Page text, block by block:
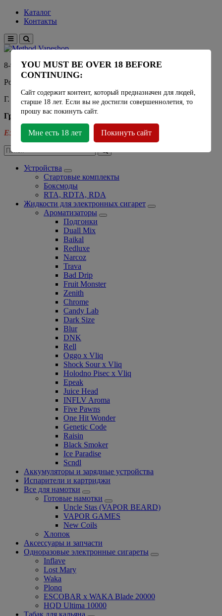
Каталог
Контакты
8-915-450-21-92
Розничный магазин Method Vapeshop
Г. Москва, улица Южнобутовская 36
График работы
Ежедневно - 11:00 - 21:00
Устройства
Стартовые комплекты
Боксмоды
RTA, RDTA, RDA
Жидкости для электронных сигарет
Ароматизаторы
Подгонки
Duall Mix
Baikal
Redluxe
Narcoz
Trava
Bad Drip
Fruit Monster
Zenith
Chrome
Candy Lab
Dark Size
Blur
DNK
Rell
Oggo x Vliq
Shock Sour x Vliq
Holodno Pisec x Vliq
Epeak
Juice Head
INFLV Aroma
Five Pawns
One Hit Wonder
Genetic Code
Raisin
Black Smoker
Ice Paradise
Scndl
Аккумуляторы и зарядные устройства
Испарители и картриджи
Все для намотки
Готовые намотки
Uncle Stas (VAPOR BEARD)
VAPOR GAMES
New Coils
Хлопок
Аксессуары и запчасти
Одноразовые электронные сигареты
Inflave
Lost Mary
Waka
Plonq
ESCOBAR x WAKA Blade 20000
HQD Ultima 10000
Табак для кальяна
YOU MUST BE OVER 18 BEFORE
CONTINUING:
Сайт содержит контент, который предназначен для людей,
старше 18 лет. Если вы не достигли совершеннолетия, то
прошу вас покинуть сайт.
Мне есть 18 лет Покинуть сайт